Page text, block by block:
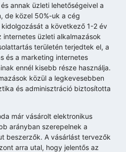
annak üzleti lehetőségeivel a
de közel 50%-uk a cég
a következő 1-2 év
üzleti alkalmazások
területén terjedtek el, a
és a marketing internetes
ennél kisebb része használja.
közül a legkevesebben
és adminisztráció biztosította
már vásárolt elektronikus
arányban szerepelnek a
beszerzők. A vásárlást tervezők
arra utal, hogy jelentős az